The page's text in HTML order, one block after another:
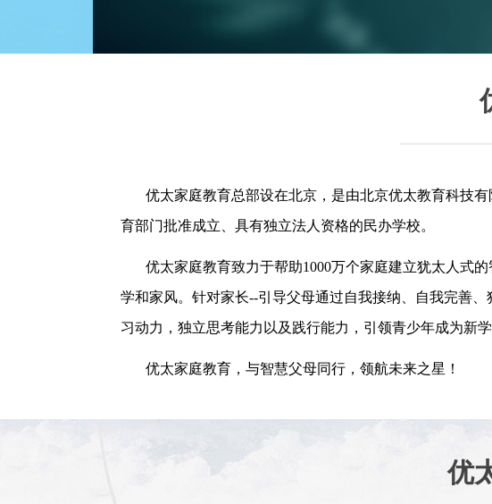
优太家庭教育总部设在北京，是由北京优太教育科技
育部门批准成立、具有独立法人资格的民办学校。
优太家庭教育致力于帮助1000万个家庭建立犹太人式
学和家风。针对家长--引导父母通过自我接纳、自我完善
习动力，独立思考能力以及践行能力，引领青少年成为新学
优太家庭教育，与智慧父母同行，领航未来之星！
优